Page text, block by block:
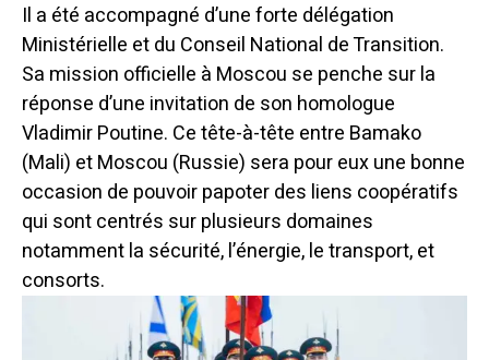
Il a été accompagné d’une forte délégation
Ministérielle et du Conseil National de Transition.
Sa mission officielle à Moscou se penche sur la
réponse d’une invitation de son homologue
Vladimir Poutine. Ce tête-à-tête entre Bamako
(Mali) et Moscou (Russie) sera pour eux une bonne
occasion de pouvoir papoter des liens coopératifs
qui sont centrés sur plusieurs domaines
notamment la sécurité, l’énergie, le transport, et
consorts.